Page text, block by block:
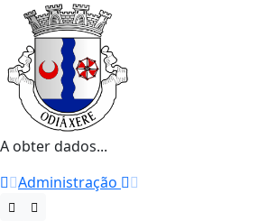
A obter dados...
Administração